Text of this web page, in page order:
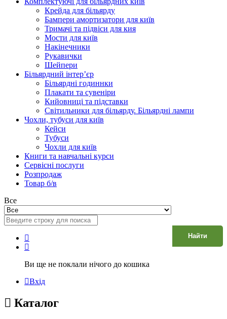
Крейда для більярду
Бампери амортизатори для київ
Тримачі та підвіси для кия
Мости для київ
Накінечники
Рукавички
Шейпери
Більярдний інтер’єр
Більярдні годиннки
Плакати та сувеніри
Кийовниці та підставки
Світильники для більярду. Більярдні лампи
Чохли, тубуси для київ
Кейси
Тубуси
Чохли для київ
Книги та навчальні курси
Сервісні послуги
Розпродаж
Товар б/в
Все
Найти
Ви ще не поклали нічого до кошика
Вхід
Каталог